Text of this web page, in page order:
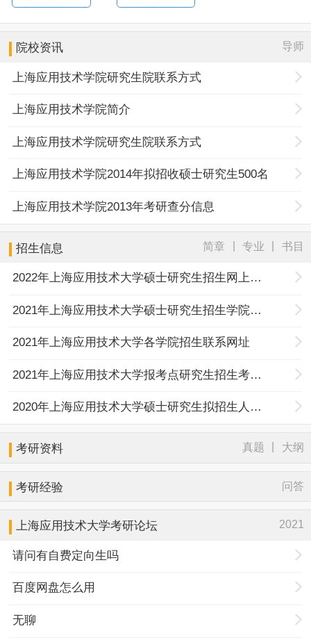
院校资讯 导师
上海应用技术学院研究生院联系方式
上海应用技术学院简介
上海应用技术学院研究生院联系方式
上海应用技术学院2014年拟招收硕士研究生500名
上海应用技术学院2013年考研查分信息
招生信息 简章 专业 书目
2022年上海应用技术大学硕士研究生招生网上咨询通知
2021年上海应用技术大学硕士研究生招生学院联系方式
2021年上海应用技术大学各学院招生联系网址
2021年上海应用技术大学报考点研究生招生考试网报公告（考点代码3114）
2020年上海应用技术大学硕士研究生拟招生人数1000名
考研资料 真题 大纲
考研经验 问答
上海应用技术大学考研论坛 2021
请问有自费定向生吗
百度网盘怎么用
无聊